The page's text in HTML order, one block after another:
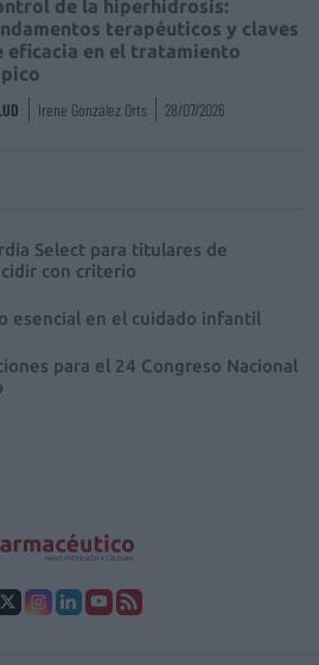
de la hiperhidrosis:
terapéuticos y claves
eficacia en el tratamiento
Irene González Orts 28/07/2026
Select para titulares de
con criterio
esencial en el cuidado infantil
para el 24 Congreso Nacional